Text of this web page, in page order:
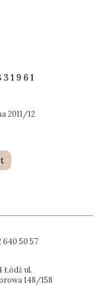
2011/12
640 50 57
Łódź ul.
148/158